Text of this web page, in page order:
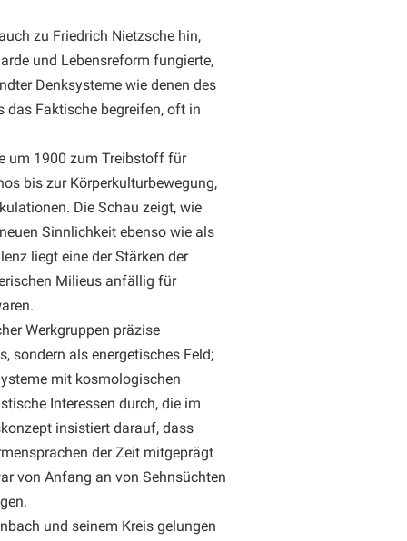
zu Friedrich Nietzsche hin,
und Lebensreform fungierte,
Denksysteme wie denen des
das Faktische begreifen, oft in
um 1900 zum Treibstoff für
bis zur Körperkulturbewegung,
Die Schau zeigt, wie
Sinnlichkeit ebenso wie als
liegt eine der Stärken der
Milieus anfällig für
Werkgruppen präzise
sondern als energetisches Feld;
mit kosmologischen
Interessen durch, die im
insistiert darauf, dass
der Zeit mitgeprägt
von Anfang an von Sehnsüchten
und seinem Kreis gelungen